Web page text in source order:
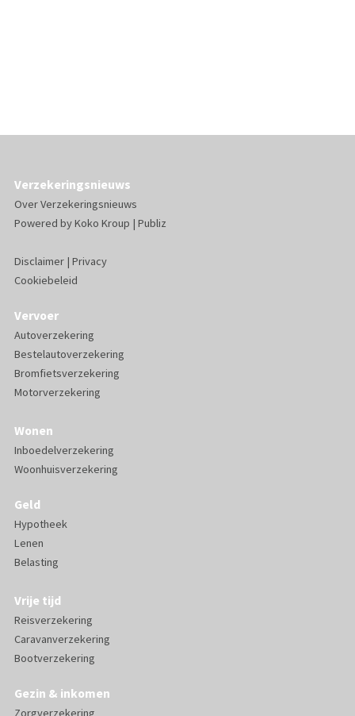
Verzekeringsnieuws
Over Verzekeringsnieuws
Powered byKoko Kroup | Publiz
Disclaimer| Privacy
Cookiebeleid
Vervoer
Autoverzekering
Bestelautoverzekering
Bromfietsverzekering
Motorverzekering
Wonen
Inboedelverzekering
Woonhuisverzekering
Geld
Hypotheek
Lenen
Belasting
Vrije tijd
Reisverzekering
Caravanverzekering
Bootverzekering
Gezin & inkomen
Zorgverzekering